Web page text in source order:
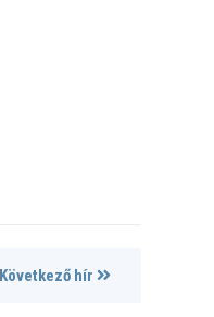
Következő hír